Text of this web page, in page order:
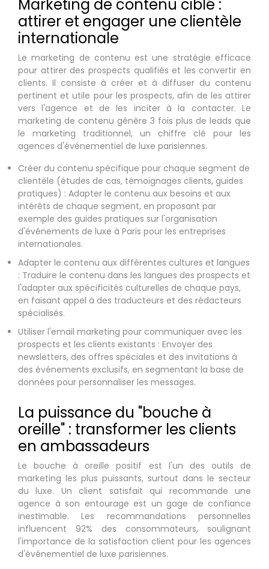
Marketing de contenu ciblé :
attirer et engager une clientèle
internationale
Le marketing de contenu est une stratégie efficace
pour attirer des prospects qualifiés et les convertir en
clients. Il consiste à créer et à diffuser du contenu
pertinent et utile pour les prospects, afin de les attirer
vers l'agence et de les inciter à la contacter. Le
marketing de contenu génère 3 fois plus de leads que
le marketing traditionnel, un chiffre clé pour les
agences d'événementiel de luxe parisiennes.
Créer du contenu spécifique pour chaque segment de
clientèle (études de cas, témoignages clients, guides
pratiques) : Adapter le contenu aux besoins et aux
intérêts de chaque segment, en proposant par
exemple des guides pratiques sur l'organisation
d'événements de luxe à Paris pour les entreprises
internationales.
Adapter le contenu aux différentes cultures et langues
: Traduire le contenu dans les langues des prospects et
l'adapter aux spécificités culturelles de chaque pays,
en faisant appel à des traducteurs et des rédacteurs
spécialisés.
Utiliser l'email marketing pour communiquer avec les
prospects et les clients existants : Envoyer des
newsletters, des offres spéciales et des invitations à
des événements exclusifs, en segmentant la base de
données pour personnaliser les messages.
La puissance du "bouche à
oreille" : transformer les clients
en ambassadeurs
Le bouche à oreille positif est l'un des outils de
marketing les plus puissants, surtout dans le secteur
du luxe. Un client satisfait qui recommande une
agence à son entourage est un gage de confiance
inestimable. Les recommandations personnelles
influencent 92% des consommateurs, soulignant
l'importance de la satisfaction client pour les agences
d'événementiel de luxe parisiennes.